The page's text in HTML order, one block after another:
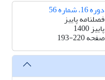
دوره 16، شماره 56
فصلنامه پاییز
پاییز 1400
صفحه193-220